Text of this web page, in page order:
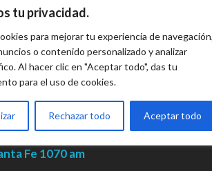
tu privacidad.
para mejorar tu experiencia de navegación,
o contenido personalizado y analizar
Al hacer clic en "Aceptar todo", das tu
para el uso de cookies.
Rechazar todo Aceptar todo
GUSTARTE
para la carrera 500 del
Beltran viernes octubre 27, 2017
a deportistas rusos mencionar
martes diciembre 19, 2017
Fe 1070 am